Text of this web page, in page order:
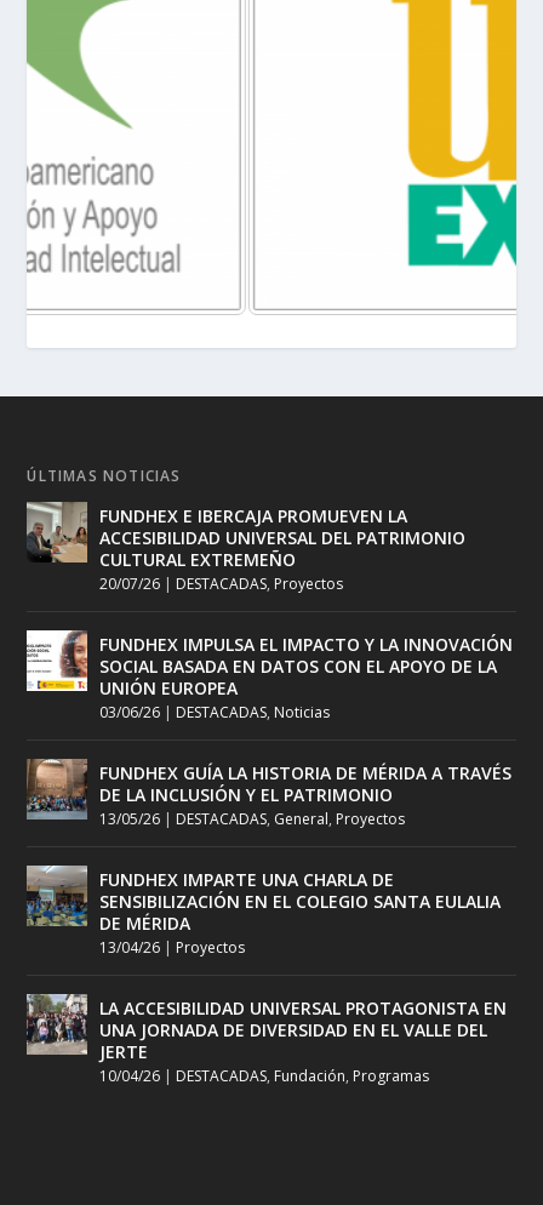
ÚLTIMAS NOTICIAS
FUNDHEX E IBERCAJA PROMUEVEN LA
ACCESIBILIDAD UNIVERSAL DEL PATRIMONIO
CULTURAL EXTREMEÑO
20/07/26 | DESTACADAS, Proyectos
FUNDHEX IMPULSA EL IMPACTO Y LA INNOVACIÓN
SOCIAL BASADA EN DATOS CON EL APOYO DE LA
UNIÓN EUROPEA
03/06/26 | DESTACADAS, Noticias
FUNDHEX GUÍA LA HISTORIA DE MÉRIDA A TRAVÉS
DE LA INCLUSIÓN Y EL PATRIMONIO
13/05/26 | DESTACADAS, General, Proyectos
FUNDHEX IMPARTE UNA CHARLA DE
SENSIBILIZACIÓN EN EL COLEGIO SANTA EULALIA
DE MÉRIDA
13/04/26 | Proyectos
LA ACCESIBILIDAD UNIVERSAL PROTAGONISTA EN
UNA JORNADA DE DIVERSIDAD EN EL VALLE DEL
JERTE
10/04/26 | DESTACADAS, Fundación, Programas